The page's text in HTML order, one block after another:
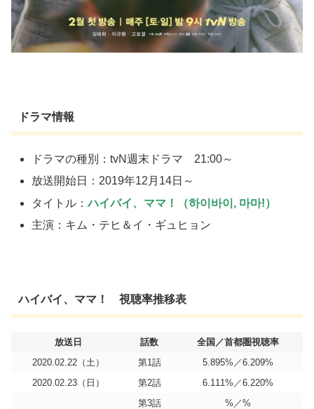
ドラマ情報
ドラマの種別：tvN週末ドラマ 21:00～
放送開始日：2019年12月14日～
タイトル：ハイバイ、ママ！（하이바이, 마마!）
主演：キム・テヒ＆イ・ギュヒョン
ハイバイ、ママ！ 視聴率推移表
放送日 話数
全国／首都圏視聴率
2020.02.22（土）
第1話
5.895%／6.209%
2020.02.23（日）
第2話
6.111%／6.220%
第3話
%／%